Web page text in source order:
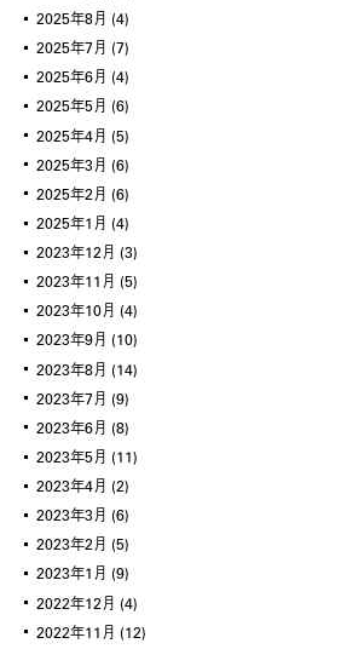
2025年8月 (4)
2025年7月 (7)
2025年6月 (4)
2025年5月 (6)
2025年4月 (5)
2025年3月 (6)
2025年2月 (6)
2025年1月 (4)
2023年12月 (3)
2023年11月 (5)
2023年10月 (4)
2023年9月 (10)
2023年8月 (14)
2023年7月 (9)
2023年6月 (8)
2023年5月 (11)
2023年4月 (2)
2023年3月 (6)
2023年2月 (5)
2023年1月 (9)
2022年12月 (4)
2022年11月 (12)